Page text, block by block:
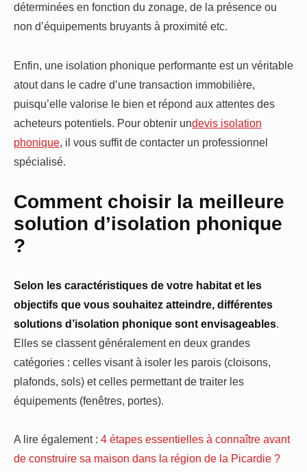
déterminées en fonction du zonage, de la présence ou
non d’équipements bruyants à proximité etc.
Enfin, une isolation phonique performante est un véritable
atout dans le cadre d’une transaction immobilière,
puisqu’elle valorise le bien et répond aux attentes des
acheteurs potentiels. Pour obtenir undevis isolation
phonique, il vous suffit de contacter un professionnel
spécialisé.
Comment choisir la meilleure
solution d’isolation phonique
?
Selon les caractéristiques de votre habitat et les
objectifs que vous souhaitez atteindre, différentes
solutions d’isolation phonique sont envisageables.
Elles se classent généralement en deux grandes
catégories : celles visant à isoler les parois (cloisons,
plafonds, sols) et celles permettant de traiter les
équipements (fenêtres, portes).
A lire également : 4 étapes essentielles à connaître avant
de construire sa maison dans la région de la Picardie ?